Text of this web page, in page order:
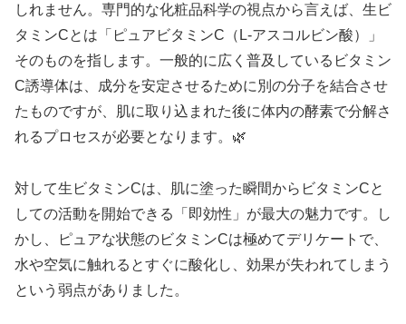
しれません。専門的な化粧品科学の視点から言えば、生ビ
タミンCとは「ピュアビタミンC（L-アスコルビン酸）」
そのものを指します。一般的に広く普及しているビタミン
C誘導体は、成分を安定させるために別の分子を結合させ
たものですが、肌に取り込まれた後に体内の酵素で分解さ
れるプロセスが必要となります。🌿
対して生ビタミンCは、肌に塗った瞬間からビタミンCと
しての活動を開始できる「即効性」が最大の魅力です。し
かし、ピュアな状態のビタミンCは極めてデリケートで、
水や空気に触れるとすぐに酸化し、効果が失われてしまう
という弱点がありました。